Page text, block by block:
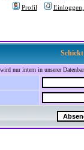
Profil
nur intern in unserer